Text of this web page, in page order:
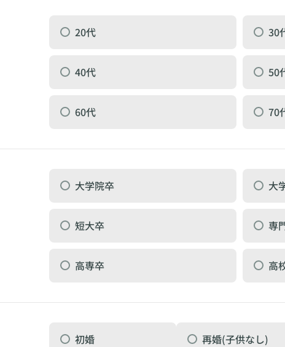
20代 30
40代 50
60代 70
大学院卒 大
短大卒 専
高専卒 高
初婚 再婚(子供なし)